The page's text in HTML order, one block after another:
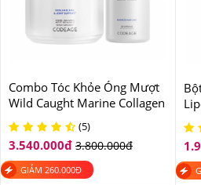
Combo Tóc Khỏe Óng Mượt
Wild Caught Marine Collagen
Peptides và Hair Vitamins
(5)
3.540.000đ 3.800.000đ
GIẢM 260.000Đ